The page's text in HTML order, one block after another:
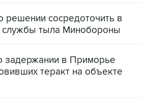
решении сосредоточить в
службы тыла Минобороны
в Приморье
теракт на объекте